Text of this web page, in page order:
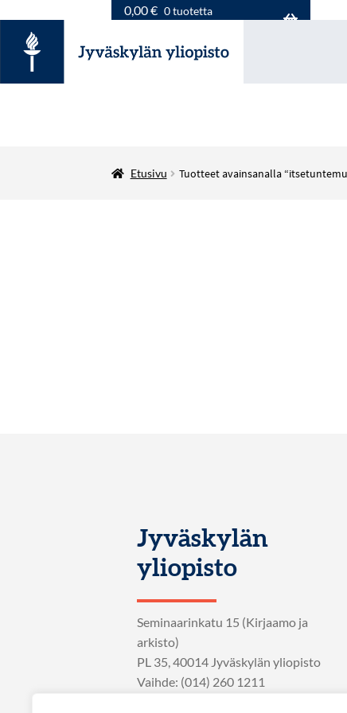
0,00€ 0 tuotetta
Etusivu Tuotteet avainsanalla
Jyväskylän
yliopisto
Seminaarinkatu 15 (Kirjaamo ja
arkisto)
PL 35, 40014 Jyväskylän yliopisto
Vaihde: (014) 260 1211